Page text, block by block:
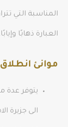
العبارة ذهابًا وإيابًا.
موانئ
يتوفر عدة
الى جزيرة